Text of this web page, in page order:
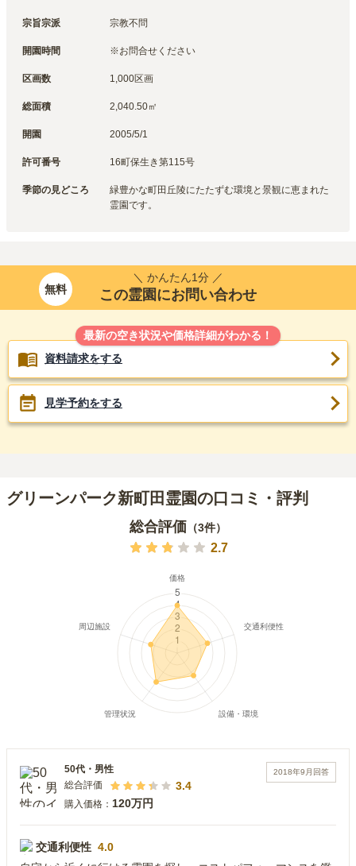
宗旨宗派 宗教不問
開園時間 ※お問合せください
区画数 1,000区画
総面積 2,040.50㎡
開園 2005/5/1
許可番号 16町保生き第115号
季節の見どころ
緑豊かな町田丘陵にたたずむ環境と景観に恵まれた
霊園です。
無料
＼ かんたん1分 ／
この霊園にお問い合わせ
最新の空き状況や価格詳細がわかる！
資料請求をする
見学予約をする
グリーンパーク新町田霊園の口コミ・評判
総合評価 （3件）
2.7
2018年9月 回答
50代 ・ 男性
総合評価
3.4
購入価格： 120万円
交通利便性 4.0